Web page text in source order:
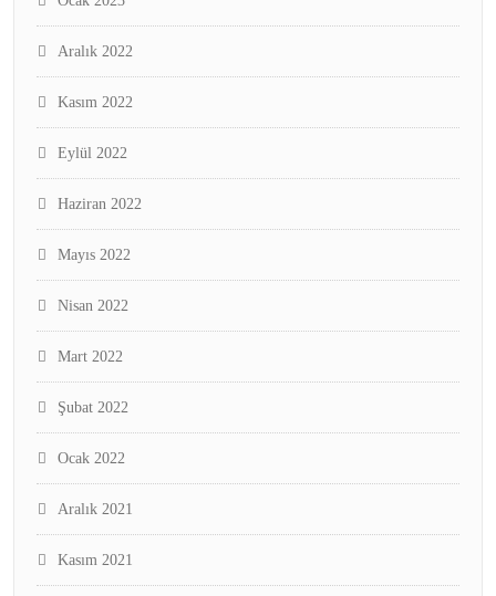
Aralık 2022
Kasım 2022
Eylül 2022
Haziran 2022
Mayıs 2022
Nisan 2022
Mart 2022
Şubat 2022
Ocak 2022
Aralık 2021
Kasım 2021